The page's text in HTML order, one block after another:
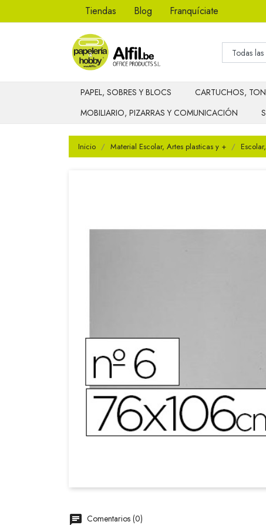
Tiendas Blog Franquíciate
PAPEL, SOBRES Y BLOCS CARTUCHOS,
MOBILIARIO, PIZARRAS Y COMUNICACIÓN
Inicio Material Escolar, Artes plasticas y +
Comentarios (0)